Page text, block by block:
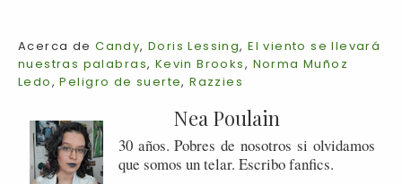
Acerca deCandy, Doris Lessing,El viento se llevará
nuestras palabras, Kevin Brooks, Norma Muñoz
Ledo,Peligro de suerte,Razzies
Nea Poulain
30 años. Pobres de nosotros si olvidamos
que somos un telar. Escribo fanfics.